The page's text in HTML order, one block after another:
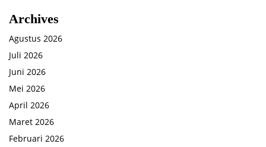
Archives
Agustus 2026
Juli 2026
Juni 2026
Mei 2026
April 2026
Maret 2026
Februari 2026